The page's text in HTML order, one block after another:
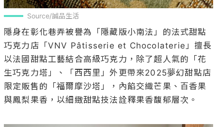
Source/誠品生活
隱身在彰化巷弄被譽為「隱藏版小南法」的法式甜點
巧克力店「VNV Pâtisserie et Chocolaterie」擅長
以法國甜點工藝結合高級巧克力，除了超人氣的「花
生巧克力塔」、「西西里」外更帶來2025夢幻甜點店
限定販售的「福爾摩沙塔」，內餡交織芒果、百香果
與鳳梨果香，以細緻甜點技法詮釋果香馥郁層次。